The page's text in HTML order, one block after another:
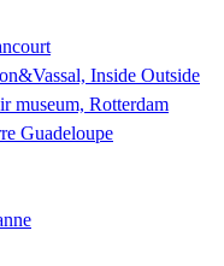
Inside Outside
museum, Rotterdam
Guadeloupe